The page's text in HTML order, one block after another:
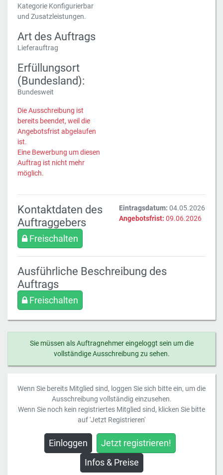
Kategorie Konfigurierbar
und Zusatzleistungen.
Art des Auftrags
Lieferauftrag
Erfüllungsort
(Bundesland):
Bundesweit
Die Ausschreibung ist
bereits beendet, weil die
Angebotsfrist abgelaufen
ist.
Eine Bewerbung um diesen
Auftrag ist nicht mehr
möglich.
Kontaktdaten des
Auftraggebers
Freischalten
Eintragsdatum: 04.05.2026
Angebotsfrist: 09.06.2026
Ausführliche Beschreibung des
Auftrags
Freischalten
Sie müssen als Auftragnehmer eingeloggt sein um die
vollständige Ausschreibung zu sehen.
Wenn Sie bereits Mitglied sind, loggen Sie sich bitte ein, um die
Ausschreibung vollständig einzusehen.
Wenn Sie noch kein registriertes Mitglied sind, klicken Sie bitte
auf 'Jetzt Registrieren'
Einloggen
Jetzt registrieren!
Infos & Preise